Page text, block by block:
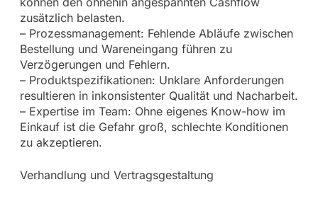
zusätzlich belasten.
– Prozessmanagement: Fehlende Abläufe zwischen
Bestellung und Wareneingang führen zu
Verzögerungen und Fehlern.
– Produktspezifikationen: Unklare Anforderungen
resultieren in inkonsistenter Qualität und Nacharbeit.
– Expertise im Team: Ohne eigenes Know-how im
Einkauf ist die Gefahr groß, schlechte Konditionen
zu akzeptieren.
Verhandlung und Vertragsgestaltung